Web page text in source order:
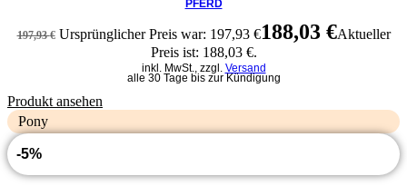
PFERD
197,93€ Ursprünglicher Preis war: 197,93 €188,03 €Aktueller
Preis ist: 188,03 €.
inkl. MwSt., zzgl. Versand
alle 30 Tage bis zur Kündigung
Produkt ansehen
Pony
-5%